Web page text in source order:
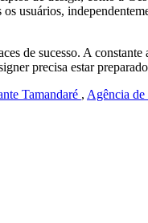
usuários,
de sucesso. A
precisa estar
Tamandaré , Agência